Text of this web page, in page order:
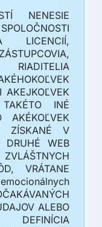
NENESIE
LICENCIÍ,
TAKÉTO INÉ
AKÉKOĽVEK
ZÍSKANÉ V
DRUHÉ WEB
ZVLÁŠTNYCH
VRÁTANE
ALEBO